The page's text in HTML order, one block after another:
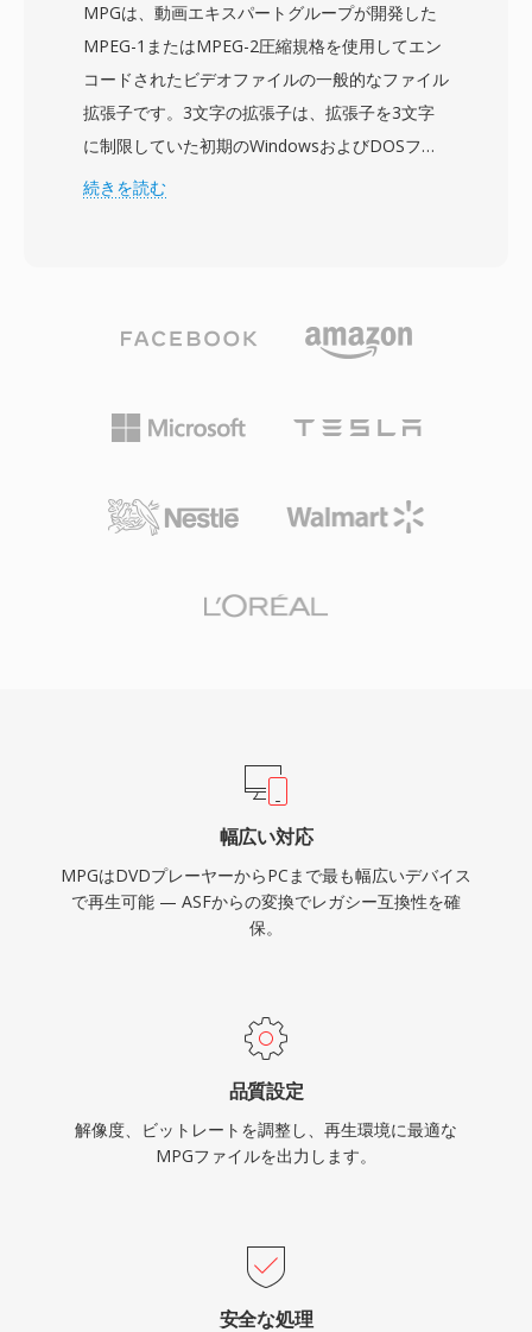
ム内でシークする機能などを組み込んでいます。
ASFファイルには、メタデータを含むヘッダーオ
ブジェクト、実際のメディアコンテンツを保持す
るデータオブジェクト、効率的なランダムアクセ
スを可能にするオプションのインデックスオブジ
ェクトが含まれます。重要な利点の一つはデジタ
像、音声、スクリプトコマンド、メタデータマー
カーを含む複数の同期ストリームを処理します。
れましたが、ASFはレガシーのWindowsメディア
ラストラクチャに依存する企業環境では依然とし
て重要です。
MPGは、動画エキスパートグループが開発した
MPEG-1またはMPEG-2圧縮規格を使用してエン
コードされたビデオファイルの一般的なファイル
拡張子です。3文字の拡張子は、拡張子を3文字
に制限していた初期のWindowsおよびDOSファ
イルシステムに由来し、より長いMPEGという名
ームが含まれています。このフォーマットは、
ウェアエンコーダカードを使用したデジタルTV
録画まで、1990年代から2000年代にかけてパー
く使用されました。MPEG-1圧縮を使用する
ートで含み、MPEG-2エンコードのMPGファイ
は異なり、エラー回復パケットのオーバーヘッド
なしに効率的なファイルベース再生を実現しま
す。幅広い互換性がこのフォーマットの永続的な
強みの一つであり、すべてのオペレーティングシ
ステムの事実上すべてのメディアプレーヤーが追
加のコーデックインストールなしにこれらのファ
ジタルビデオワークフローで引き続き見られま
続きを読む
幅広い対応
MPGはDVDプレーヤーからPCまで最も幅広いデバイス
で再生可能 — ASFからの変換でレガシー互換性を確
保。
品質設定
解像度、ビットレートを調整し、再生環境に最適な
MPGファイルを出力します。
安全な処理